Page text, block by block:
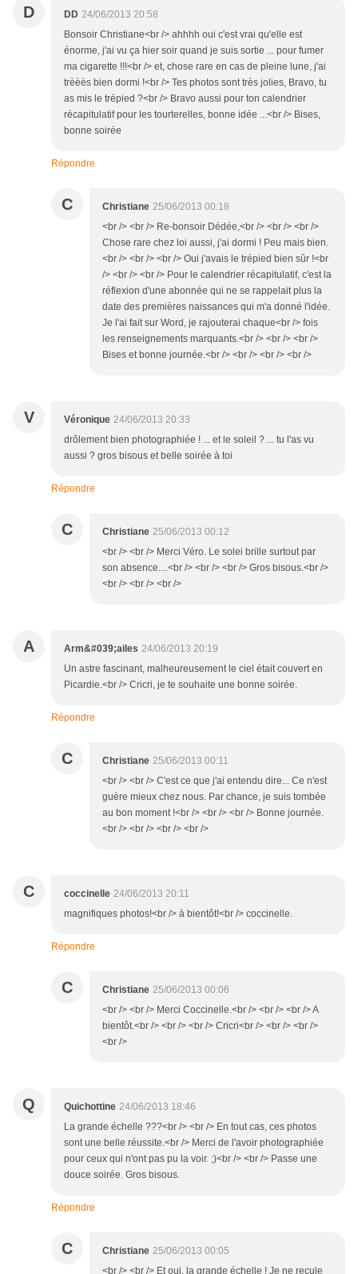
D DD 24/06/2013 20:58
Bonsoir Christiane<br /> ahhhh oui c'est vrai qu'elle est
énorme, j'ai vu ça hier soir quand je suis sortie ... pour fumer
ma cigarette !!!<br /> et, chose rare en cas de pleine lune, j'ai
trèèès bien dormi !<br /> Tes photos sont très jolies, Bravo, tu
as mis le trépied ?<br /> Bravo aussi pour ton calendrier
récapitulatif pour les tourterelles, bonne idée ...<br /> Bises,
bonne soirée
Répondre
C Christiane 25/06/2013 00:18
<br /> <br /> Re-bonsoir Dédée,<br /> <br /> <br />
Chose rare chez loi aussi, j'ai dormi ! Peu mais bien.
<br /> <br /> <br /> Oui j'avais le trépied bien sûr !<br
/> <br /> <br /> Pour le calendrier récapitulatif, c'est la
réflexion d'une abonnée qui ne se rappelait plus la
date des premières naissances qui m'a donné l'idée.
Je l'ai fait sur Word, je rajouterai chaque<br /> fois
les renseignements marquants.<br /> <br /> <br />
Bises et bonne journée.<br /> <br /> <br /> <br />
V Véronique 24/06/2013 20:33
drôlement bien photographiée ! ... et le soleil ? ... tu l'as vu
aussi ? gros bisous et belle soirée à toi
Répondre
C Christiane 25/06/2013 00:12
<br /> <br /> Merci Véro. Le solei brille surtout par
son absence....<br /> <br /> <br /> Gros bisous.<br />
<br /> <br /> <br />
A Arm&#039;ailes 24/06/2013 20:19
Un astre fascinant, malheureusement le ciel était couvert en
Picardie.<br /> Cricri, je te souhaite une bonne soirée.
Répondre
C Christiane 25/06/2013 00:11
<br /> <br /> C'est ce que j'ai entendu dire... Ce n'est
guère mieux chez nous. Par chance, je suis tombée
au bon moment !<br /> <br /> <br /> Bonne journée.
<br /> <br /> <br /> <br />
C coccinelle 24/06/2013 20:11
magnifiques photos!<br /> à bientôt!<br /> coccinelle.
Répondre
C Christiane 25/06/2013 00:06
<br /> <br /> Merci Coccinelle.<br /> <br /> <br /> A
bientôt.<br /> <br /> <br /> Cricri<br /> <br /> <br />
<br />
Q Quichottine 24/06/2013 18:46
La grande échelle ???<br /> <br /> En tout cas, ces photos
sont une belle réussite.<br /> Merci de l'avoir photographiée
pour ceux qui n'ont pas pu la voir. ;)<br /> <br /> Passe une
douce soirée. Gros bisous.
Répondre
C Christiane 25/06/2013 00:05
<br /> <br /> Et oui, la grande échelle ! Je ne recule